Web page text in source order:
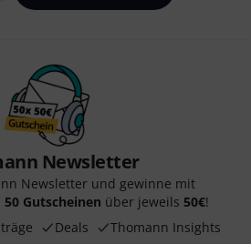
Newsletter
Newsletter und gewinne mit
50 Gutscheinen über jeweils 50€!
Deals Thomann Insights